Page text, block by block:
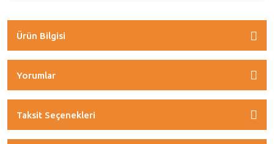
Ürün Bilgisi
Yorumlar
Taksit Seçenekleri